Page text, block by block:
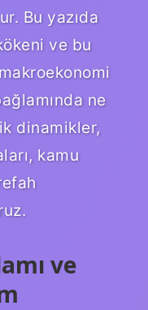
Bu yazıda
ve bu
ne
dinamikler,
kamu
ve